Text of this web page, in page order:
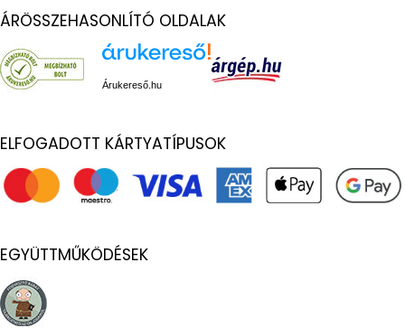
ÁRÖSSZEHASONLÍTÓ OLDALAK
Árukereső.hu
ELFOGADOTT KÁRTYATÍPUSOK
EGYÜTTMŰKÖDÉSEK